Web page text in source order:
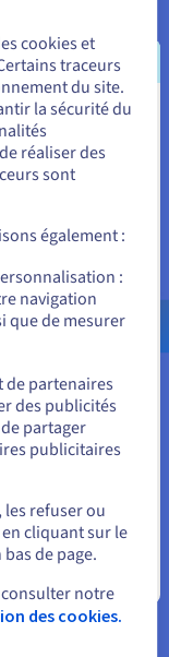
aller à
rapides,
un cadre
e-mail
en États-
pays (États-
$
cookies et
traceurs
du site.
la sécurité du
réaliser des
sont
également :
:
navigation
que de mesurer
de partenaires
des publicités
partager
publicitaires
les refuser ou
cliquant sur le
de page.
notre
des cookies.